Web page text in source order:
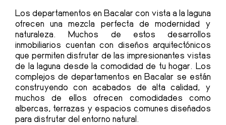
Los departamentos en Bacalar con vista a la laguna
ofrecen una mezcla perfecta de modernidad y
naturaleza. Muchos de estos desarrollos
inmobiliarios cuentan con diseños arquitectónicos
que permiten disfrutar de las impresionantes vistas
de la laguna desde la comodidad de tu hogar. Los
complejos de departamentos en Bacalar se están
construyendo con acabados de alta calidad, y
muchos de ellos ofrecen comodidades como
albercas, terrazas y espacios comunes diseñados
para disfrutar del entorno natural.